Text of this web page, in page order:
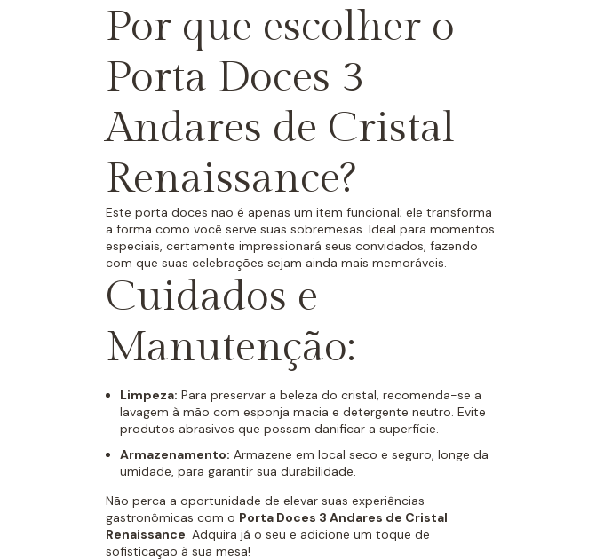
Por que escolher o
Porta Doces 3
Andares de Cristal
Renaissance?
Este porta doces não é apenas um item funcional; ele transforma
a forma como você serve suas sobremesas. Ideal para momentos
especiais, certamente impressionará seus convidados, fazendo
com que suas celebrações sejam ainda mais memoráveis.
Cuidados e
Manutenção:
Limpeza: Para preservar a beleza do cristal, recomenda-se a
lavagem à mão com esponja macia e detergente neutro. Evite
produtos abrasivos que possam danificar a superfície.
Armazenamento: Armazene em local seco e seguro, longe da
umidade, para garantir sua durabilidade.
Não perca a oportunidade de elevar suas experiências
gastronômicas com o Porta Doces 3 Andares de Cristal
Renaissance. Adquira já o seu e adicione um toque de
sofisticação à sua mesa!